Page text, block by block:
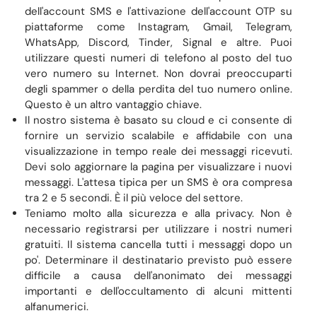
dell'account SMS e l'attivazione dell'account OTP su
piattaforme come Instagram, Gmail, Telegram,
WhatsApp, Discord, Tinder, Signal e altre. Puoi
utilizzare questi numeri di telefono al posto del tuo
vero numero su Internet. Non dovrai preoccuparti
degli spammer o della perdita del tuo numero online.
Questo è un altro vantaggio chiave.
Il nostro sistema è basato su cloud e ci consente di
fornire un servizio scalabile e affidabile con una
visualizzazione in tempo reale dei messaggi ricevuti.
Devi solo aggiornare la pagina per visualizzare i nuovi
messaggi. L'attesa tipica per un SMS è ora compresa
tra 2 e 5 secondi. È il più veloce del settore.
Teniamo molto alla sicurezza e alla privacy. Non è
necessario registrarsi per utilizzare i nostri numeri
gratuiti. Il sistema cancella tutti i messaggi dopo un
po'. Determinare il destinatario previsto può essere
difficile a causa dell'anonimato dei messaggi
importanti e dell'occultamento di alcuni mittenti
alfanumerici.